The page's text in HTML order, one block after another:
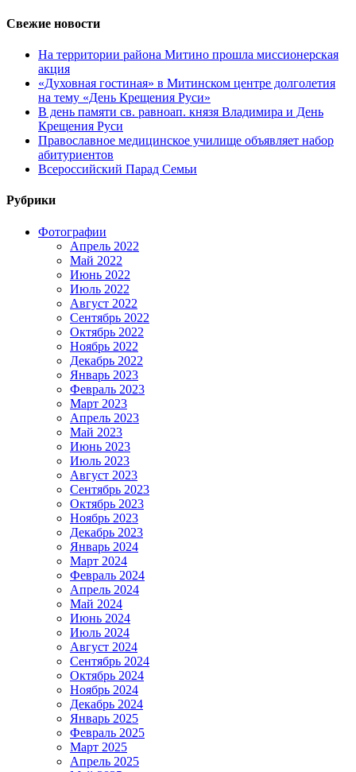
Свежие новости
На территории района Митино прошла миссионерская
акция
«Духовная гостиная» в Митинском центре долголетия
на тему «День Крещения Руси»
В день памяти св. равноап. князя Владимира и День
Крещения Руси
Православное медицинское училище объявляет набор
абитуриентов
Всероссийский Парад Семьи
Рубрики
Фотографии
Апрель 2022
Май 2022
Июнь 2022
Июль 2022
Август 2022
Сентябрь 2022
Октябрь 2022
Ноябрь 2022
Декабрь 2022
Январь 2023
Февраль 2023
Март 2023
Апрель 2023
Май 2023
Июнь 2023
Июль 2023
Август 2023
Сентябрь 2023
Октябрь 2023
Ноябрь 2023
Декабрь 2023
Январь 2024
Март 2024
Февраль 2024
Апрель 2024
Май 2024
Июнь 2024
Июль 2024
Август 2024
Сентябрь 2024
Октябрь 2024
Ноябрь 2024
Декабрь 2024
Январь 2025
Февраль 2025
Март 2025
Апрель 2025